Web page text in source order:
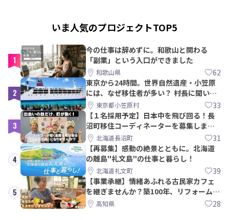
いま人気のプロジェクトTOP5
1
今の仕事は辞めずに。和歌山と関わる
「副業」という入口ができました
和歌山県 62
2
東京から24時間。世界自然遺産・小笠原
には、なぜ移住者が多い？ 村長に聞いて
みた東京都小笠原村 33
3
【１名採用予定】日本中を飛び回る！長
沼町移住コーディネーターを募集しま
す！北海道長沼町 31
4
【再募集】感動の絶景とともに。北海道
の離島"礼文島"の仕事と暮らし！
北海道礼文町 39
5
【事業承継】情緒あふれる古民家カフェ
を継ぎませんか？築100年、リフォームか
ら約10年！
高知県 28